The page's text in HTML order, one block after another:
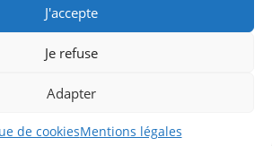
J'accepte
Je refuse
Adapter
de cookiesMentions légales
par rapport à une activité spécifique,
l’organisation respective.